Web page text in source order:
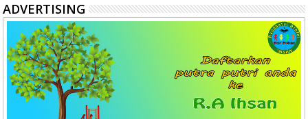
ADVERTISING